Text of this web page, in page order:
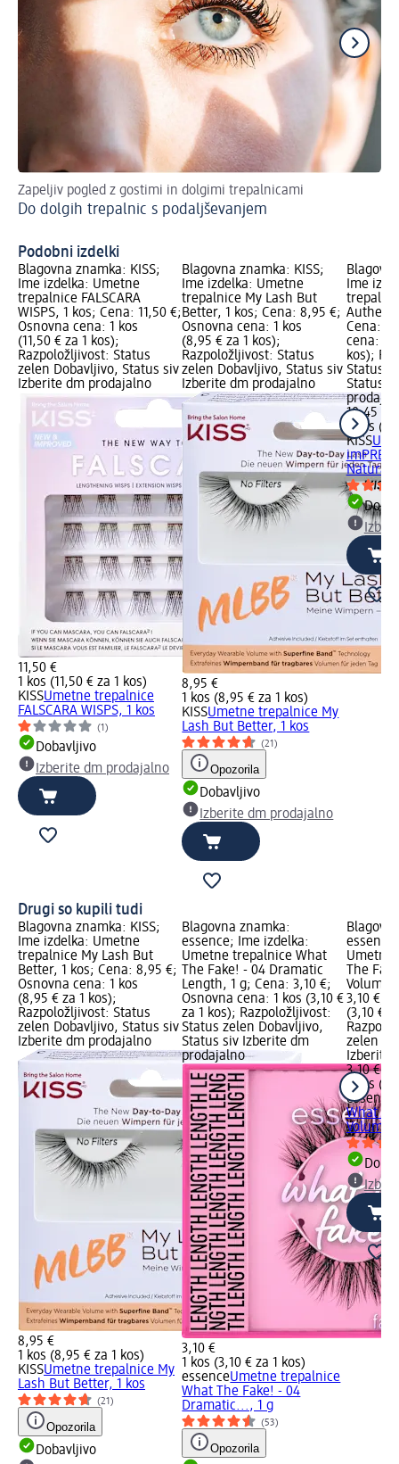
Zapeljiv pogled z gostimi in dolgimi trepalnicami
Do dolgih trepalnic s podaljševanjem
Podobni izdelki
Blagovna znamka: KISS;
Ime izdelka: Umetne
trepalnice FALSCARA
WISPS, 1 kos; Cena: 11,50 €;
Osnovna cena: 1 kos
(11,50 € za 1 kos);
Razpoložljivost: Status
zelen Dobavljivo, Status siv
Izberite dm prodajalno
11,50 €
1 kos (11,50 € za 1 kos)
KISSUmetne trepalnice
FALSCARA WISPS, 1 kos
(1)
Dobavljivo
Izberite dm prodajalno
Blagovna znamka: KISS;
Ime izdelka: Umetne
trepalnice My Lash But
Better, 1 kos; Cena: 8,95 €;
Osnovna cena: 1 kos
(8,95 € za 1 kos);
Razpoložljivost: Status
zelen Dobavljivo, Status siv
Izberite dm prodajalno
8,95 €
1 kos (8,95 € za 1 kos)
KISSUmetne trepalnice My
Lash But Better, 1 kos
(21)
Opozorila
Dobavljivo
Izberite dm prodajalno
Ime
Cena:
cena: 1
kos);
Status
Status
10,45 €
1 kos
KISS
Natural,
Drugi so kupili tudi
Blagovna znamka: KISS;
Ime izdelka: Umetne
trepalnice My Lash But
Better, 1 kos; Cena: 8,95 €;
Osnovna cena: 1 kos
(8,95 € za 1 kos);
Razpoložljivost: Status
zelen Dobavljivo, Status siv
Izberite dm prodajalno
8,95 €
1 kos (8,95 € za 1 kos)
KISSUmetne trepalnice My
Lash But Better, 1 kos
(21)
Opozorila
Dobavljivo
Blagovna znamka:
essence; Ime izdelka:
Umetne trepalnice What
The Fake! - 04 Dramatic
Length, 1 g; Cena: 3,10 €;
Osnovna cena: 1 kos (3,10 €
za 1 kos); Razpoložljivost:
Status zelen Dobavljivo,
Status siv Izberite dm
prodajalno
3,10 €
1 kos (3,10 € za 1 kos)
essenceUmetne trepalnice
What The Fake! - 04
Dramatic..., 1 g
(53)
Opozorila
Umetne
The
Volume,
3,10 €;
(3,10 €
zelen
Izberite
3,10 €
1 kos
essence
What
Volume,